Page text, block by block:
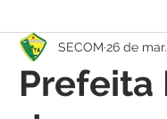
Festa e Esporte
Prefeita
SECOM 26 de